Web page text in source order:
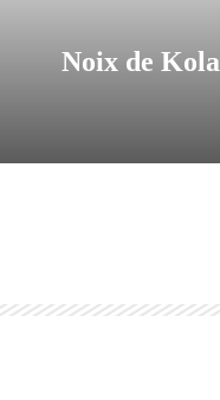
Noix de Kola